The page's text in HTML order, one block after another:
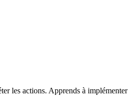
les actions. Apprends à